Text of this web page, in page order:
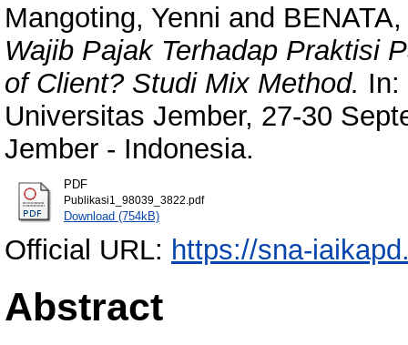
Mangoting, Yenni and
Wajib Pajak Terhadap Praktisi
of Client? Studi Mix Method. In:
Universitas Jember, 27-30
Jember - Indonesia.
PDF
Publikasi1_98039_3822.pdf
Download (754kB)
Official URL: https://sna-
Abstract